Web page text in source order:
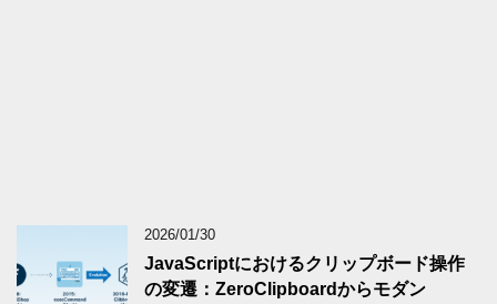
2026/01/30
JavaScriptにおけるクリップボード操作
の変遷：ZeroClipboardからモダン